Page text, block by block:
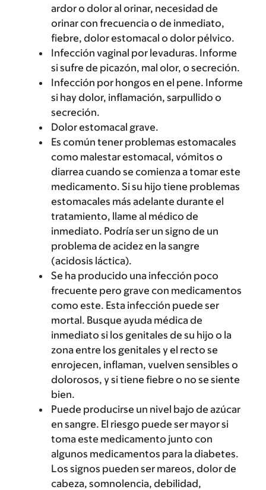
ardor o dolor al orinar, necesidad de
orinar con frecuencia o de inmediato,
fiebre, dolor estomacal o dolor pélvico.
Infección vaginal por levaduras. Informe
si sufre de picazón, mal olor, o secreción.
Infección por hongos en el pene. Informe
si hay dolor, inflamación, sarpullido o
secreción.
Dolor estomacal grave.
Es común tener problemas estomacales
como malestar estomacal, vómitos o
diarrea cuando se comienza a tomar este
medicamento. Si su hijo tiene problemas
estomacales más adelante durante el
tratamiento, llame al médico de
inmediato. Podría ser un signo de un
problema de acidez en la sangre
(acidosis láctica).
Se ha producido una infección poco
frecuente pero grave con medicamentos
como este. Esta infección puede ser
mortal. Busque ayuda médica de
inmediato si los genitales de su hijo o la
zona entre los genitales y el recto se
enrojecen, inflaman, vuelven sensibles o
dolorosos, y si tiene fiebre o no se siente
bien.
Puede producirse un nivel bajo de azúcar
en sangre. El riesgo puede ser mayor si
toma este medicamento junto con
algunos medicamentos para la diabetes.
Los signos pueden ser mareos, dolor de
cabeza, somnolencia, debilidad,